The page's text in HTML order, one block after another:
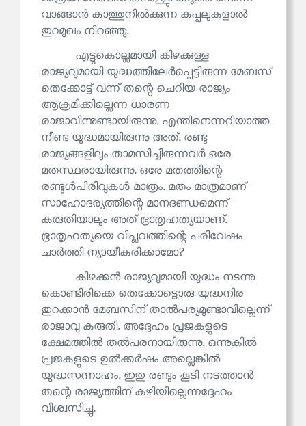
വാങ്ങാൻ കാത്തുനിൽക്കുന്ന കപ്പലുകളാൽ
തുറമുഖം നിറഞ്ഞു.
എട്ടുകൊല്ലമായി കിഴക്കുള്ള
രാജ്യവുമായി യുദ്ധത്തിലേർപ്പെട്ടിരുന്ന മേബസ്
തെക്കോട്ട് വന്ന് തന്റെ ചെറിയ രാജ്യം
ആക്രമിക്കില്ലെന്ന ധാരണ
രാജാവിന്നുണ്ടായിരുന്നു. എന്തിനെന്നറിയാത്ത
നീണ്ട യുദ്ധമായിരുന്നു അത്. രണ്ടു
രാജ്യങ്ങളിലും താമസിച്ചിരുന്നവർ ഒരേ
മതസ്ഥരായിരുന്നു. ഒരേ മതത്തിന്റെ
രണ്ടുൾപിരിവുകൾ മാത്രം. മതം മാത്രമാണ്
സാഹോദര്യത്തിന്റെ മാനദണ്ഡമെന്ന്
കരുതിയാലും അത് ഭ്രാതൃഹത്യയാണ്.
ഭ്രാതൃഹത്യയെ വിപ്ലവത്തിന്റെ പരിവേഷം
ചാർത്തി ന്യായീകരിക്കാമോ?
കിഴക്കൻ രാജ്യവുമായി യുദ്ധം നടന്നു
കൊണ്ടിരിക്കെ തെക്കോട്ടൊരു യുദ്ധനിര
തുറക്കാൻ മേബസിന് താൽപര്യമുണ്ടാവില്ലെന്ന്
രാജാവു കരുതി. അദ്ദേഹം പ്രജകളുടെ
ക്ഷേമത്തിൽ തൽപരനായിരുന്നു. ഒന്നുകിൽ
പ്രജകളുടെ ഉൽക്കർഷം അല്ലെങ്കിൽ
യുദ്ധസന്നാഹം. ഇതു രണ്ടും കൂടി നടത്താൻ
തന്റെ രാജ്യത്തിന് കഴിയില്ലെന്നദ്ദേഹം
വിശ്വസിച്ചു.